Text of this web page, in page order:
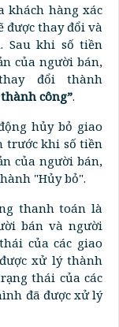
khách hàng xác
được thay đổi và
Sau khi số tiền
của người bán,
đổi thành
công”.
hủy bỏ giao
trước khi số tiền
của người bán,
"Hủy bỏ".
thanh toán là
bán và người
của các giao
xử lý thành
thái của các
đã được xử lý